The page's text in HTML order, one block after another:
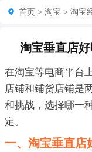
首页 > 淘宝 > 淘宝
淘宝垂直店
在淘宝等电商平台
店铺和铺货店铺是
和挑战，选择哪一
定。
一、淘宝垂直店